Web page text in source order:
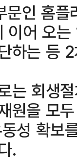
문인 홈
이어 오
하는 등
는 회생
원을 모
성 확보
.